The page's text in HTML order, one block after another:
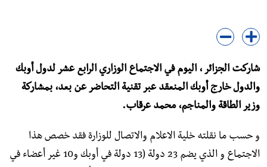
شاركت الجزائر ، اليوم في الاجتماع الوزاري الرابع عشر لدول أوبك
والدول خارج أوبك المنعقد عبر تقنية التحاضر عن بعد، بمشاركة
وزير الطاقة والمناجم، محمد عرقاب.
و حسب ما نقلته خلية الاعلام والاتصال للوزارة فقد خصص هذا
الاجتماع و الذي يضم 23 دولة (13 دولة في أوبك و10 غير أعضاء في